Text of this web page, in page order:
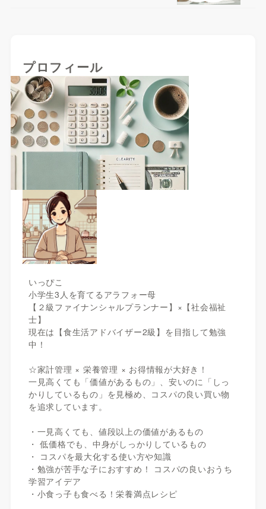
プロフィール
いっぴこ
小学生3人を育てるアラフォー母
【２級ファイナンシャルプランナー】×【社会福祉
士】
現在は【食生活アドバイザー2級】を目指して勉強
中！
☆家計管理 × 栄養管理 × お得情報が大好き！
一見高くても「価値があるもの」、安いのに「しっ
かりしているもの」を見極め、コスパの良い買い物
を追求しています。
・一見高くても、値段以上の価値があるもの
・ 低価格でも、中身がしっかりしているもの
・ コスパを最大化する使い方や知識
・勉強が苦手な子におすすめ！ コスパの良いおうち
学習アイデア
・小食っ子も食べる！栄養満点レシピ